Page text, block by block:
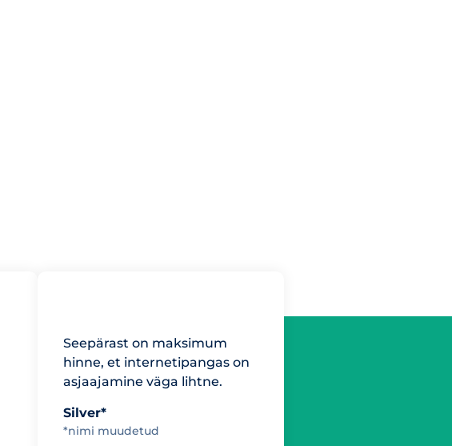
Seepärast on maksimum
hinne, et internetipangas on
asjaajamine väga lihtne.
Silver*
*nimi muudetud